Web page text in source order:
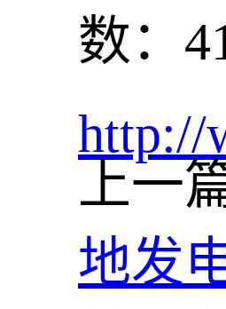
数：
http://
上一
地发